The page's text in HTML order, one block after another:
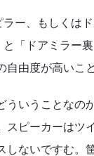
ラー、もしくは
と「ドアミラー
自由度が高いこ
ういうことなの
スピーカーはツ
しないですむ。